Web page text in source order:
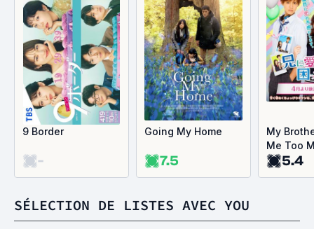
9 Border
-
Going My Home
7.5
My
Me Too
5.4
SÉLECTION DE LISTES AVEC YOU